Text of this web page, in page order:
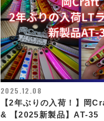
2025.12.08
【2年ぶりの入荷！】岡
& 【2025新製品】AT-35